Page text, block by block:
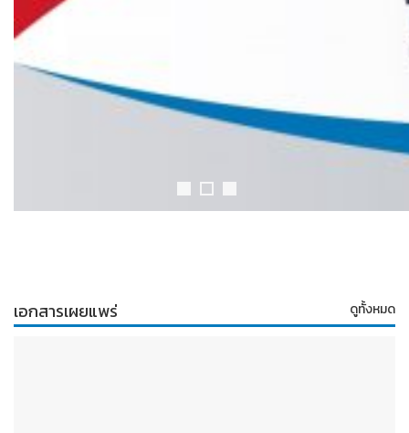
เอกสารเผยแพร่ ดูทั้งหมด